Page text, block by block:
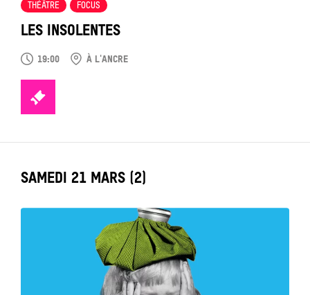
LES INSOLENTES
THÉÂTRE FOCUS
19:00 À L'ANCRE
TICKETS
LABEL_DATE
SAMEDI 21 MARS (2)